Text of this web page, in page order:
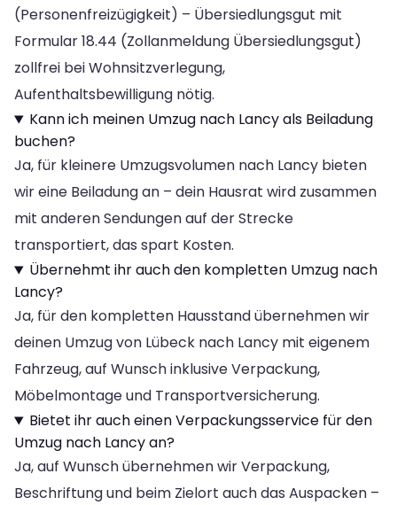
(Personenfreizügigkeit) – Übersiedlungsgut mit
Formular 18.44 (Zollanmeldung Übersiedlungsgut)
zollfrei bei Wohnsitzverlegung,
Aufenthaltsbewilligung nötig.
Kann ich meinen Umzug nach Lancy als Beiladung
buchen?
Ja, für kleinere Umzugsvolumen nach Lancy bieten
wir eine Beiladung an – dein Hausrat wird zusammen
mit anderen Sendungen auf der Strecke
transportiert, das spart Kosten.
Übernehmt ihr auch den kompletten Umzug nach
Lancy?
Ja, für den kompletten Hausstand übernehmen wir
deinen Umzug von Lübeck nach Lancy mit eigenem
Fahrzeug, auf Wunsch inklusive Verpackung,
Möbelmontage und Transportversicherung.
Bietet ihr auch einen Verpackungsservice für den
Umzug nach Lancy an?
Ja, auf Wunsch übernehmen wir Verpackung,
Beschriftung und beim Zielort auch das Auspacken –